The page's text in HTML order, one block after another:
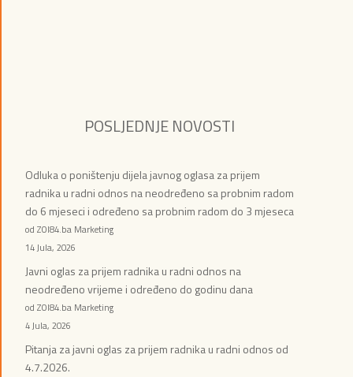
POSLJEDNJE NOVOSTI
Odluka o poništenju dijela javnog oglasa za prijem
radnika u radni odnos na neodređeno sa probnim radom
do 6 mjeseci i određeno sa probnim radom do 3 mjeseca
od ZOI84.ba Marketing
14 Jula, 2026
Javni oglas za prijem radnika u radni odnos na
neodređeno vrijeme i određeno do godinu dana
od ZOI84.ba Marketing
4 Jula, 2026
Pitanja za javni oglas za prijem radnika u radni odnos od
4.7.2026.